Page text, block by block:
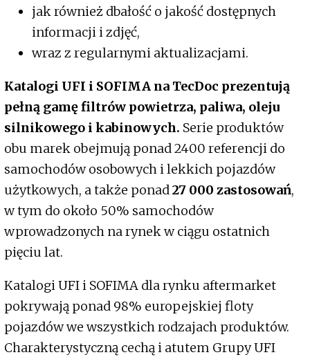
jak również dbałość o jakość dostępnych
informacji i zdjęć,
wraz z regularnymi aktualizacjami.
Katalogi UFI i SOFIMA na TecDoc prezentują
pełną gamę filtrów powietrza, paliwa, oleju
silnikowego i kabinowych. Serie produktów
obu marek obejmują ponad 2400 referencji do
samochodów osobowych i lekkich pojazdów
użytkowych, a także ponad27 000 zastosowań,
w tym do około 50% samochodów
wprowadzonych na rynek w ciągu ostatnich
pięciu lat.
Katalogi UFI i SOFIMA dla rynku aftermarket
pokrywają ponad 98% europejskiej floty
pojazdów we wszystkich rodzajach produktów.
Charakterystyczną cechą i atutem Grupy UFI